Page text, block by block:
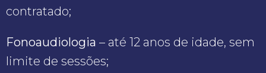
contratado;
Fonoaudiologia – até 12 anos de idade, sem
limite de sessões;